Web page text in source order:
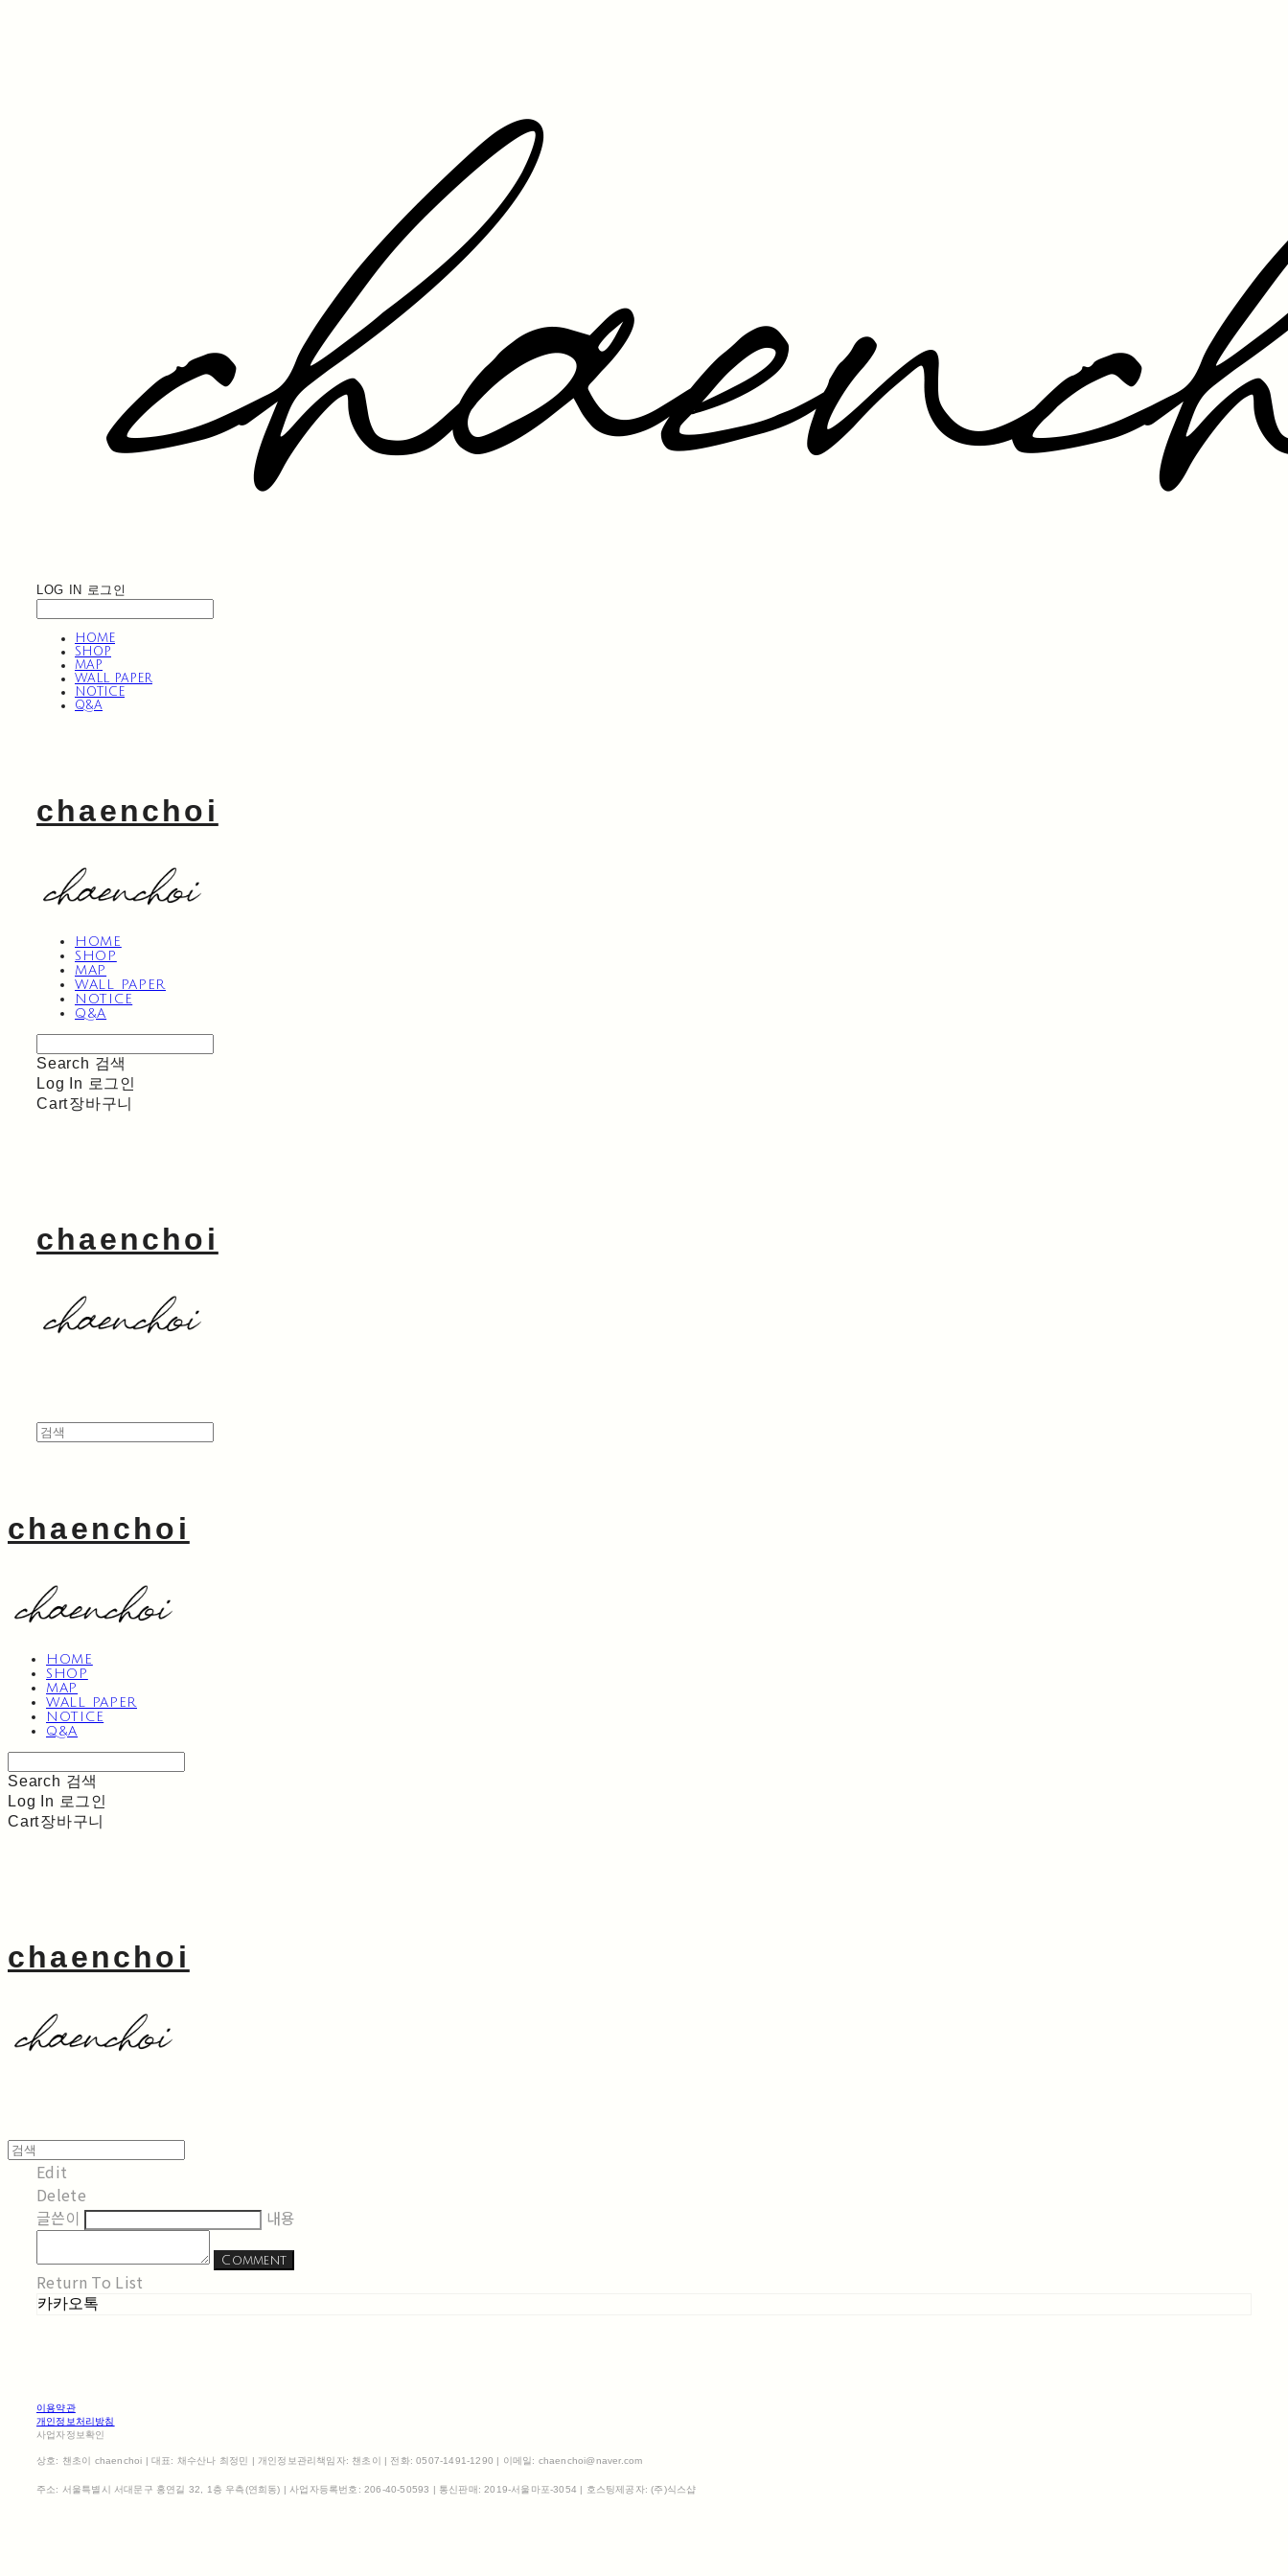
LOG IN 로그인
HOME
SHOP
MAP
WALL PAPER
NOTICE
Q&A
chaenchoi
HOME
SHOP
MAP
WALL PAPER
NOTICE
Q&A
Search 검색
Log In 로그인
Cart장바구니
chaenchoi
chaenchoi
HOME
SHOP
MAP
WALL PAPER
NOTICE
Q&A
Search 검색
Log In 로그인
Cart장바구니
chaenchoi
Edit
Delete
글쓴이
내용
Comment
Return To List
카카오톡
이용약관
개인정보처리방침
사업자정보확인
상호: 챈초이 chaenchoi | 대표: 채수산나 최정민 | 개인정보관리책임자: 챈초이 | 전화: 0507-1491-1290 | 이메일: chaenchoi@naver.com
주소: 서울특별시 서대문구 홍연길 32, 1층 우측(연희동) | 사업자등록번호: 206-40-50593 | 통신판매:2019-서울마포-3054 | 호스팅제공자: (주)식스샵